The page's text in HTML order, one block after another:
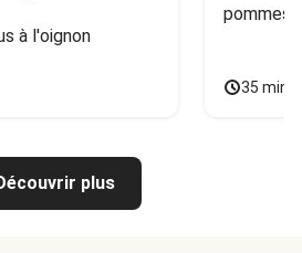
à l'oignon
pommes
35
plus